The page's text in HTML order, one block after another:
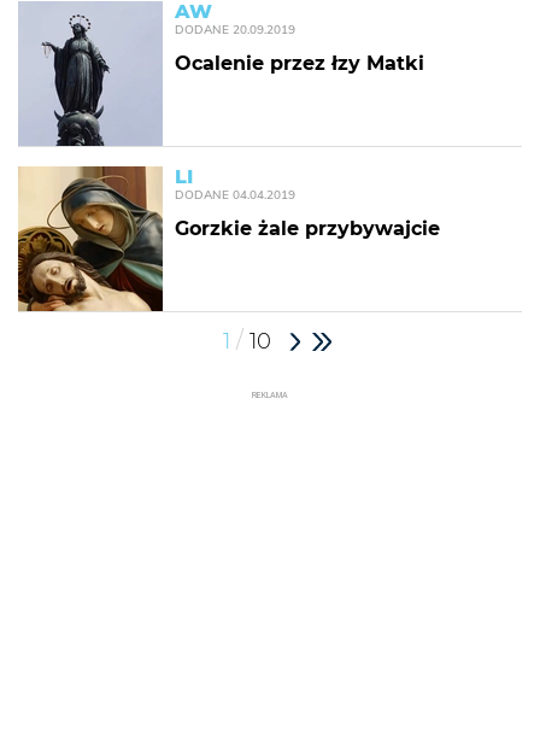
AW
DODANE 20.09.2019
Ocalenie przez łzy Matki
LI
DODANE 04.04.2019
Gorzkie żale przybywajcie
1 / 10
REKLAMA